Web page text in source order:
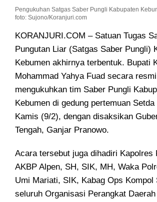
Pengukuhan Satgas Saber Pungli Kabupaten
foto: Sujono/Koranjuri.com
KORANJURI.COM – Satuan Tugas
Pungutan Liar (Satgas Saber Pungli)
Kebumen akhirnya terbentuk. Bupati
Mohammad Yahya Fuad secara resmi
mengukuhkan tim Saber Pungli
Kebumen di gedung pertemuan Setda
Kamis (9/2), dengan disaksikan
Tengah, Ganjar Pranowo.
Acara tersebut juga dihadiri Kapolres
AKBP Alpen, SH, SIK, MH, Waka
Umi Mariati, SIK, Kabag Ops Kompol
seluruh Organisasi Perangkat